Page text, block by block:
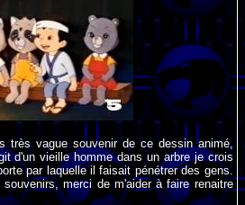
très vague souvenir de ce dessin animé,
d'un vieille homme dans un arbre je crois
par laquelle il faisait pénétrer des gens.
merci de m'aider à faire renaitre